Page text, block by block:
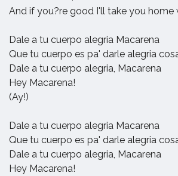
And if you?re good I'll take you home
Dale a tu cuerpo alegria Macarena
Que tu cuerpo es pa' darle alegria
Dale a tu cuerpo alegria, Macarena
Hey Macarena!
(Ay!)
Dale a tu cuerpo alegria Macarena
Que tu cuerpo es pa' darle alegria
Dale a tu cuerpo alegria, Macarena
Hey Macarena!